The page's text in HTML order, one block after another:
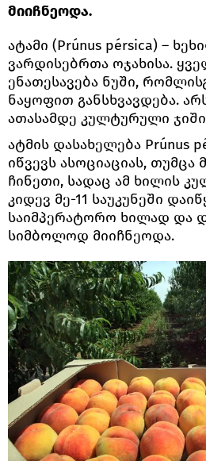
მიიჩნეოდა.
ატამი (Prúnus pérsica) –
ვარდისებრთა ოჯახისა.
ენათესავება ნუში,
ნაყოფით განსხვავდება.
ათასამდე კულტურული
ატმის დასახელება Prúnus
იწვევს ასოციაციას, თუმცა
ჩინეთი, სადაც ამ ხილის
კიდევ მე-11 საუკუნეში
საიმპერატორო ხილად და
სიმბოლოდ მიიჩნეოდა.